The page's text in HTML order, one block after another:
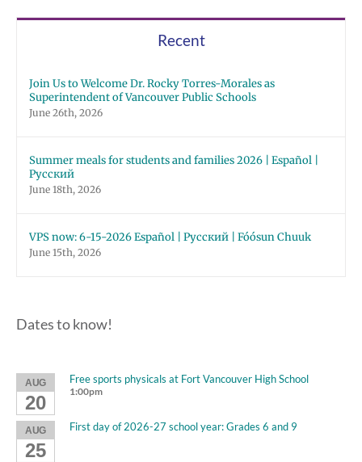
Recent
Join Us to Welcome Dr. Rocky Torres-Morales as
Superintendent of Vancouver Public Schools
June 26th, 2026
Summer meals for students and families 2026 | Español |
Русский
June 18th, 2026
VPS now: 6-15-2026 Español | Русский | Fóósun Chuuk
June 15th, 2026
Dates to know!
AUG
20
Free sports physicals at Fort Vancouver High School
1:00pm
AUG
25
First day of 2026-27 school year: Grades 6 and 9